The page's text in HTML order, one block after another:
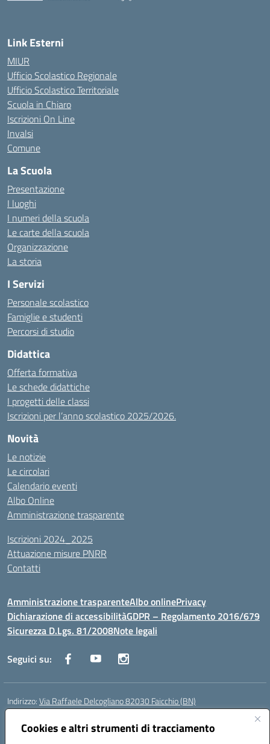
Cookies e altri strumenti di tracciamento
Link Esterni
MIUR
Ufficio Scolastico Regionale
Ufficio Scolastico Territoriale
Scuola in Chiaro
Iscrizioni On Line
Invalsi
Comune
La Scuola
Presentazione
I luoghi
I numeri della scuola
Le carte della scuola
Organizzazione
La storia
I Servizi
Personale scolastico
Famiglie e studenti
Percorsi di studio
Didattica
Offerta formativa
Le schede didattiche
I progetti delle classi
Iscrizioni per l’anno scolastico 2025/2026.
Novità
Le notizie
Le circolari
Calendario eventi
Albo Online
Amministrazione trasparente
Iscrizioni 2024_2025
Attuazione misure PNRR
Contatti
Amministrazione trasparenteAlbo onlinePrivacy
Dichiarazione di accessibilitàGDPR – Regolamento 2016/679
Sicurezza D.Lgs. 81/2008Note legali
Seguici su:
Indirizzo:Via Raffaele Delcogliano 82030 Faicchio (BN)
Centralino:
Posta elettronica certificata (PEC):bnis02300v@pec.istruzione.it